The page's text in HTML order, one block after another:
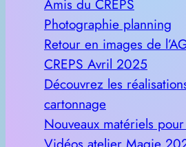
Amis du CREPS
Photographie planning
Retour en images de
CREPS Avril 2025
Découvrez les
cartonnage
Nouveaux matériels